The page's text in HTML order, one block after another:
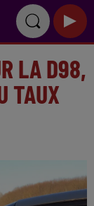
LA D98,
TAUX